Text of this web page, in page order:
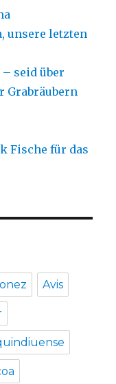
unsere letzten
seid über
Grabräubern
Fische für das
Avis